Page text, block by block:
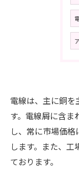
電線は、主に銅
す。電線屑に含ま
し、常に市場価
します。また、
ております。